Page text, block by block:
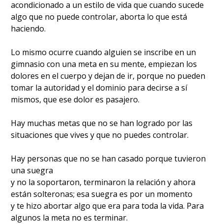
acondicionado a un estilo de vida que cuando sucede
algo que no puede controlar, aborta lo que está
haciendo.
Lo mismo ocurre cuando alguien se inscribe en un
gimnasio con una meta en su mente, empiezan los
dolores en el cuerpo y dejan de ir, porque no pueden
tomar la autoridad y el dominio para decirse a sí
mismos, que ese dolor es pasajero.
Hay muchas metas que no se han logrado por las
situaciones que vives y que no puedes controlar.
Hay personas que no se han casado porque tuvieron
una suegra
y no la soportaron, terminaron la relación y ahora
están solteronas; esa suegra es por un momento
y te hizo abortar algo que era para toda la vida. Para
algunos la meta no es terminar.